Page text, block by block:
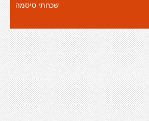
שכחתי סיסמה